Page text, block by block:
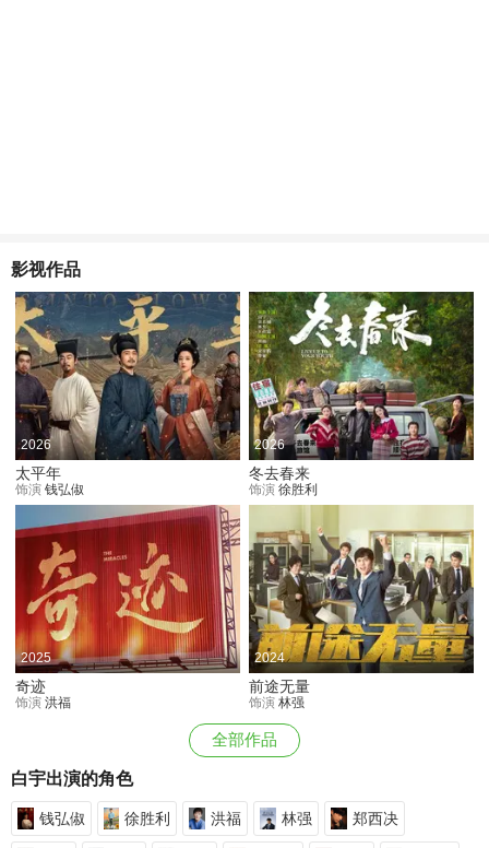
影视作品
2026
太平年
饰演钱弘俶
2026
冬去春来
饰演徐胜利
2025
奇迹
饰演洪福
2024
前途无量
饰演林强
全部作品
白宇出演的角色
钱弘俶 徐胜利 洪福 林强 郑西决